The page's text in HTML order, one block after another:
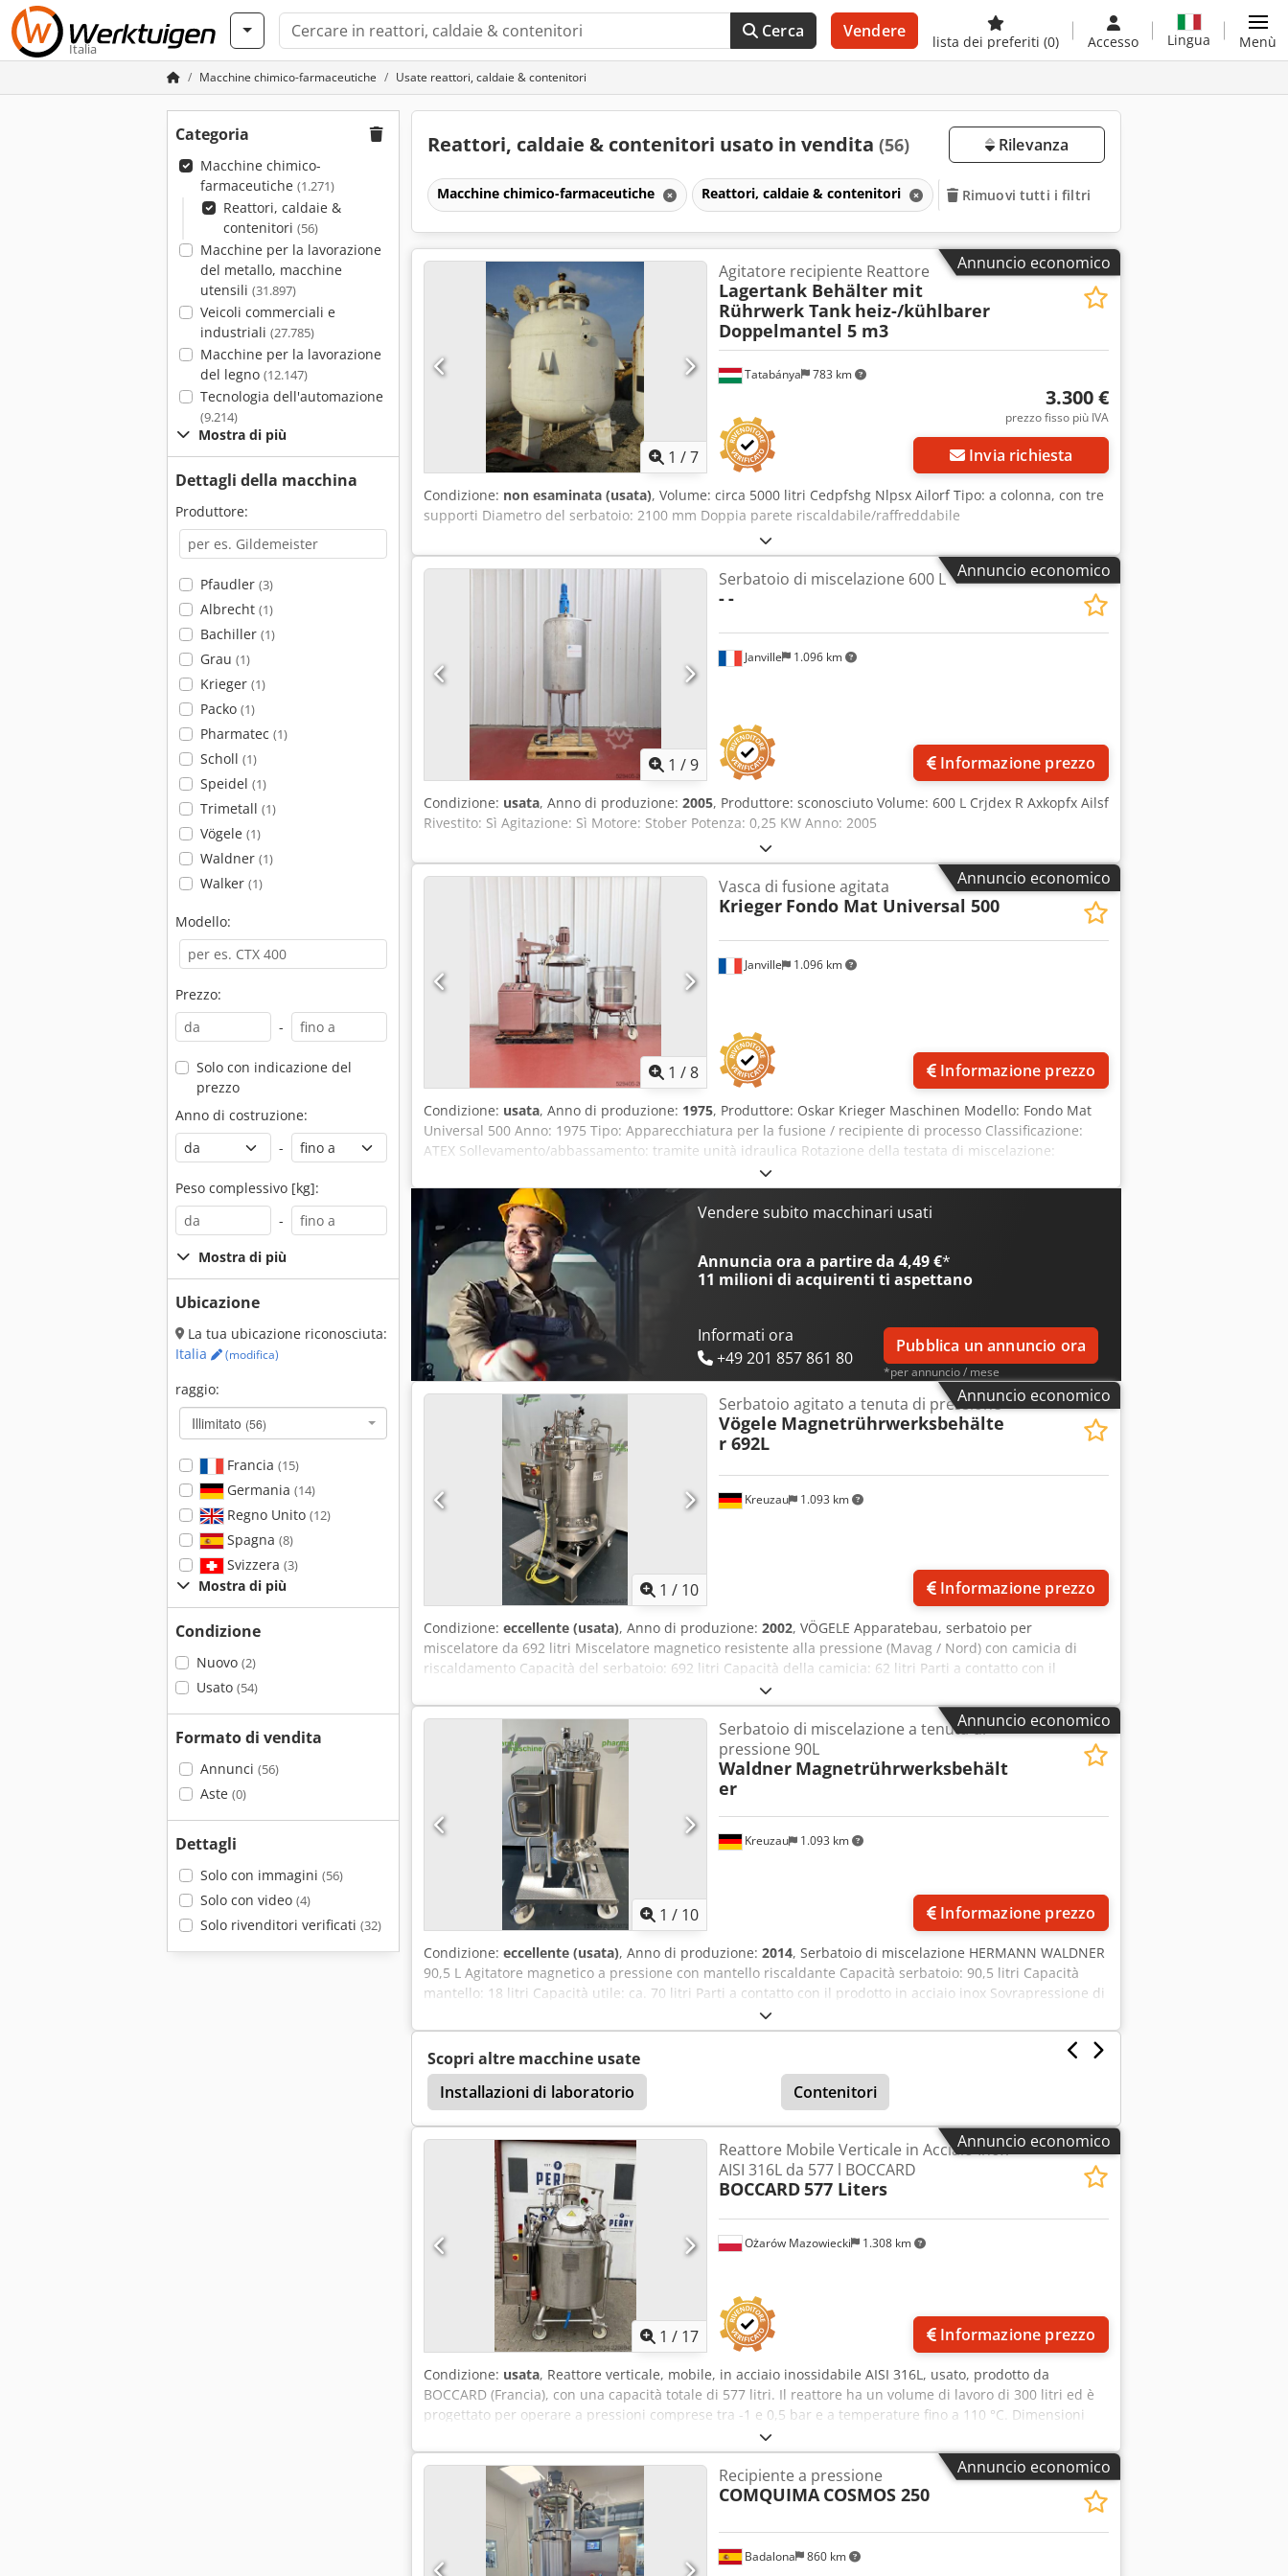
Italia
Cerca Vendere
lista dei preferiti (0) Accesso Lingua Menù
Macchine chimico-farmaceutiche Usate reattori, caldaie & contenitori
Categoria
Macchine chimico-
farmaceutiche (1.271)
Reattori, caldaie &
contenitori (56)
Macchine per la lavorazione
del metallo, macchine
utensili (31.897)
Veicoli commerciali e
industriali (27.785)
Macchine per la lavorazione
del legno (12.147)
Tecnologia dell'automazione
(9.214)
Mostra di più
Dettagli della macchina
Produttore:
Pfaudler (3)
Albrecht (1)
Bachiller (1)
Grau (1)
Krieger (1)
Packo (1)
Pharmatec (1)
Scholl (1)
Speidel (1)
Trimetall (1)
Vögele (1)
Waldner (1)
Walker (1)
Modello:
Prezzo:
-
Solo con indicazione del
prezzo
Anno di costruzione:
-
Peso complessivo [kg]:
-
Mostra di più
Ubicazione
La tua ubicazione riconosciuta:
Italia
(modifica)
raggio:
Illimitato (56)
Francia (15)
Germania (14)
Regno Unito (12)
Spagna (8)
Svizzera (3)
Mostra di più
Condizione
Nuovo (2)
Usato (54)
Formato di vendita
Annunci (56)
Aste (0)
Dettagli
Solo con immagini (56)
Solo con video (4)
Solo rivenditori verificati (32)
Reattori, caldaie & contenitori usato in vendita (56) Rilevanza
Macchine chimico-farmaceutiche Reattori, caldaie & contenitori Rimuovi tutti i filtri
Annuncio economico
1 /7
Tatabánya 783 km
Agitatore recipiente Reattore
Lagertank Behälter mit
Rührwerk Tank heiz-/kühlbarer
Doppelmantel 5 m3
3.300 €
prezzo fisso più IVA
Invia richiesta
Condizione: non esaminata (usata), Volume: circa 5000 litri Cedpfshg Nlpsx Ailorf Tipo: a colonna, con tre
supporti Diametro del serbatoio: 2100 mm Doppia parete riscaldabile/raffreddabile
Annuncio economico
1 /9
Janville 1.096 km
Serbatoio di miscelazione 600 L
--
Informazione prezzo
Condizione: usata, Anno di produzione: 2005, Produttore: sconosciuto Volume: 600 L Crjdex R Axkopfx Ailsf
Rivestito: Sì Agitazione: Sì Motore: Stober Potenza: 0,25 KW Anno: 2005
Annuncio economico
1 /8
Janville 1.096 km
Vasca di fusione agitata
Krieger Fondo Mat Universal 500
Informazione prezzo
Condizione: usata, Anno di produzione: 1975, Produttore: Oskar Krieger Maschinen Modello: Fondo Mat
Universal 500 Anno: 1975 Tipo: Apparecchiatura per la fusione / recipiente di processo Classificazione:
ATEX Sollevamento/abbassamento: tramite unità idraulica Rotazione della testata di miscelazione:
manuale Serpentina in acciaio inossidabile: per liquido e/o vapore Miscelazione: 705 giri/min Coperchio a
tenuta stagna per vuoto e pressione: Crsdpfx Aex R Dbtsiljf -1 / +1 bar Temperatura massima: 140°C
Diametro del bocchettone di carico: DN200 Recipiente: Capacità totale: 700 L Capacità utile: 500 L Capacità
fino al bordo del serbatoio: 615 L Pressione: -1 / 3 bar Temperatura: 130°C Dimensione consigliata della
valvola di scarico: DN40 Camicia di riscaldamento: Capacità: 68 L Pressione: 6 bar Temperatura: 160°C
Spessore dell’isolamento: 45 mm Peso: 1520 kg Può essere combinato con le seguenti attrezzature: /
Documentazione tecnica disponibile.
Vendere subito macchinari usati
Annuncia ora a partire da 4,49 €*
11 milioni di acquirenti ti aspettano
Informati ora
+49 201 857 861 80
Pubblica un annuncio ora
*per annuncio / mese
Annuncio economico
1 / 10
Kreuzau 1.093 km
Serbatoio agitato a tenuta di pressione
Vögele Magnetrührwerksbehälte
r 692L
Informazione prezzo
Condizione: eccellente (usata), Anno di produzione: 2002, VÖGELE Apparatebau, serbatoio per
miscelatore da 692 litri Miscelatore magnetico resistente alla pressione (Mavag / Nord) con camicia di
riscaldamento Capacità del serbatoio: 692 litri Capacità della camicia: 62 litri Parti a contatto con il
prodotto in acciaio inossidabile Sovrapressione di esercizio: interna: -1 / +4 bar, camicia: -1 / 6 bar
Produttore: sconosciuto Anno di fabbricazione: 2002 Dimensioni: 110 x 130 x 210 cm Crjdpfxezqangj Ailjf
Annuncio economico
1 / 10
Kreuzau 1.093 km
Serbatoio di miscelazione a tenuta di
pressione 90L
Waldner Magnetrührwerksbehält
er
Informazione prezzo
Condizione: eccellente (usata), Anno di produzione: 2014, Serbatoio di miscelazione HERMANN WALDNER
90,5 L Agitatore magnetico a pressione con mantello riscaldante Capacità serbatoio: 90,5 litri Capacità
mantello: 18 litri Capacità utile: ca. 70 litri Parti a contatto con il prodotto in acciaio inox Sovrapressione di
esercizio: interna: -1 / +5 bar Produttore: Waldner Anno di costruzione: 2014 Dimensioni: 90 x 95 x 175 cm
Documentazione completa disponibile. Csdpfx Asyn Riksilorf
Scopri altre macchine usate
Installazioni di laboratorio
Contenitori
Annuncio economico
1 / 17
Ożarów Mazowiecki 1.308 km
Reattore Mobile Verticale in Acciaio Inox
AISI 316L da 577 l BOCCARD
BOCCARD577 Liters
Informazione prezzo
Condizione: usata, Reattore verticale, mobile, in acciaio inossidabile AISI 316L, usato, prodotto da
BOCCARD (Francia), con una capacità totale di 577 litri. Il reattore ha un volume di lavoro di 300 litri ed è
progettato per operare a pressioni comprese tra -1 e 0,5 bar e a temperature fino a 110 °C. Dimensioni
interne: diametro 880 mm, lunghezza della parete rettilinea fino al boccaporto di ispezione 800 mm. Il
sistema di riscaldamento e raffreddamento, realizzato in acciaio inossidabile AISI 304, ha una capacità di
35 litri ed è progettato per operare a pressioni fino a 3,5 bar e a temperature fino a 145 °C. Il sistema è
isolato e rivestito con lamiere di acciaio inossidabile. Il reattore è dotato di un coperchio superiore
bombato saldato e di un boccaporto di ispezione, con diametro interno di 350 mm. Sul coperchio
superiore è inoltre installato verticalmente un miscelatore omogeneizzatore, azionato direttamente da un
motore elettrico con una potenza di 2,2 kW, 400 V, 960 giri/min, 50 Hz. Il reattore è dotato di un fondo
Annuncio economico
Badalona 860 km
Recipiente a pressione
COMQUIMA COSMOS 250